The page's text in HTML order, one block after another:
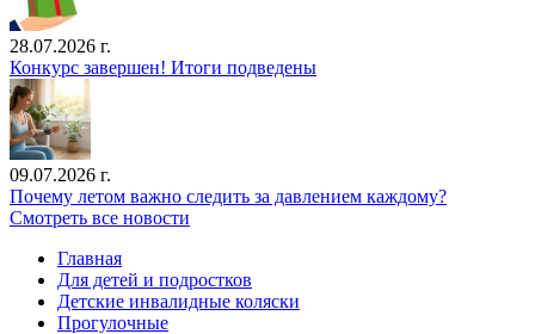
28.07.2026 г.
Конкурс завершен! Итоги подведены
09.07.2026 г.
Почему летом важно следить за давлением каждому?
Смотреть все новости
Главная
Для детей и подростков
Детские инвалидные коляски
Прогулочные